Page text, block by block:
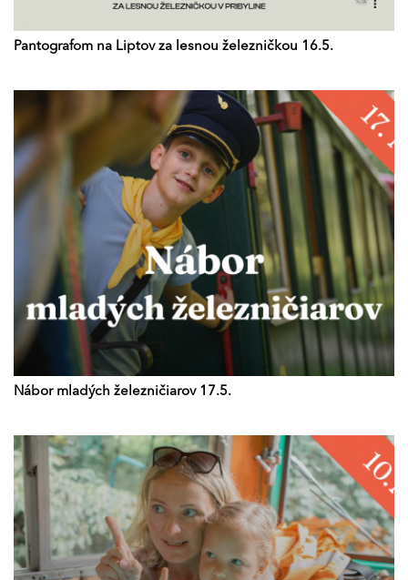
Pantografom na Liptov za lesnou železničkou 16.5.
Nábor mladých železničiarov 17.5.